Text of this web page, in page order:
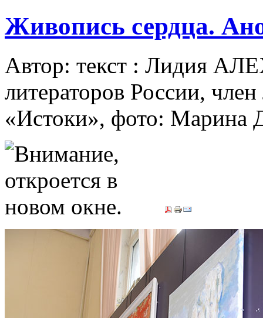
Живопись сердца.
Автор: текст : Лидия
литераторов России,
«Истоки», фото: